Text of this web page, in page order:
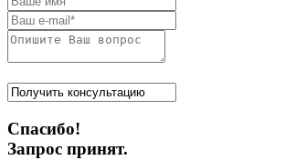
Спасибо!
Запрос принят.